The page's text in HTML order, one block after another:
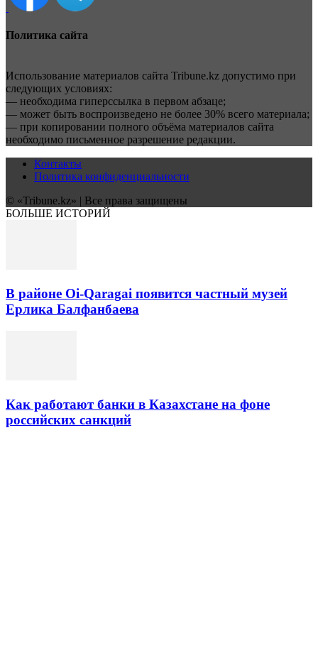
Политика сайта
Использование материалов сайта Tribune.kz допустимо при
следующих условиях:
— необходима гиперссылка в первом абзаце;
— может быть воспроизведено не более 30% всего материала;
— при копировании полного объёма материалов сайта
необходимо письменное разрешение редакции.
Контакты
Политика конфиденциальности
© «Tribune.kz» | Все права защищены
БОЛЬШЕ ИСТОРИЙ
В районе Oi-Qaragai появится частный музей
Ерлика Балфанбаева
Как работают банки в Казахстане на фоне
российских санкций